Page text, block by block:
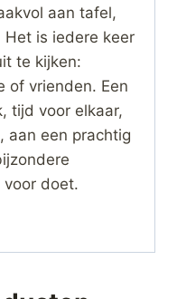
aan tafel,
Het is iedere keer
te kijken:
of vrienden. Een
tijd voor elkaar,
aan een prachtig
doet.